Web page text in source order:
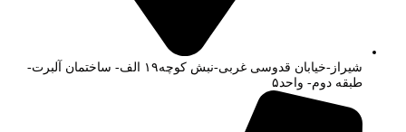
شیراز-خیابان قدوسی غربی-نبش کوچه۱۹ الف- ساختمان آلبرت-
طبقه دوم- واحد۵